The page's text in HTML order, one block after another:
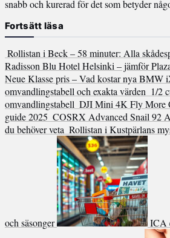
snabb och kurerad för det som betyder
Fortsätt läsa
Rollistan i Beck – 58 minuter: Alla
Radisson Blu Hotel Helsinki – jämför
Neue Klasse pris – Vad kostar nya BMW
omvandlingstabell och exakta värden 1/2
omvandlingstabell DJI Mini 4K Fly More
guide 2025 COSRX Advanced Snail 92
du behöver veta Rollistan i Kustpärlans
och säsonger ICA